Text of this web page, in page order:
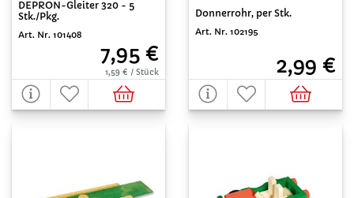
DEPRON-Gleiter 320 - 5
Stk./Pkg.
Art. Nr. 101408
7,95 €
1,59 € / Stück
Donnerrohr, per Stk.
Art. Nr. 102195
2,99 €